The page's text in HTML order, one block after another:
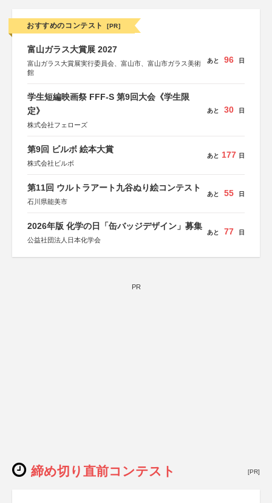
おすすめのコンテスト [PR]
富山ガラス大賞展 2027
富山ガラス大賞展実行委員会、富山市、富山市ガラス美術
館
あと 96 日
学生短編映画祭 FFF-S 第9回大会《学生限
定》
株式会社フェローズ
あと 30 日
第9回 ビルボ 絵本大賞
株式会社ビルボ
あと 177 日
第11回 ウルトラアート九谷ぬり絵コンテスト
石川県能美市
あと 55 日
2026年版 化学の日「缶バッジデザイン」募集
公益社団法人日本化学会
あと 77 日
PR
締め切り直前コンテスト [PR]